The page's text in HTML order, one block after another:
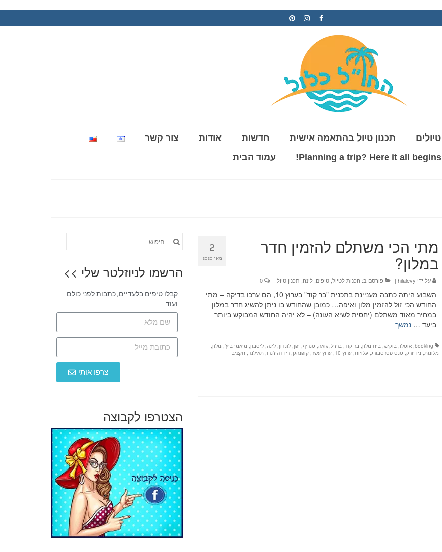
טיולים תכנון טיול בהתאמה אישית חדשות אודות
צור קשר
Planning a trip? Here it all begins!
עמוד הבית
2
מאי 2020
מתי הכי משתלם להזמין חדר
במלון?
על ידי hilalevy
| פורסם ב: הכנות לטיול, טיפים לינה תכנון טיול |
0
השבוע היתה כתבה מעניינת בתכנית "בר קוד" בערוץ 10, הם ערכו בדיקה – מתי
החודש הכי זול להזמין מלון ואיפה… כמובן שהחודש בו ניתן להשיג חדר במלון
במחיר מאוד משתלם (יחסית לשיא העונה) – לא יהיה החודש המבוקש ביותר
ביעד … נמשך
booking
, אוסלו, בוקינג, בית מלון, בר קוד, ברזיל, גואה, טנריף, יפן, לונדון, לינה, ליסבון, מיאמי ביץ', מלון,
מלונות, ניו יורק, סנט פטרסבורג, עלויות, ערוץ 10 , ערוץ עשר, קופנהגן, ריו דה ז'נרו, תאילנד, תקציב
הרשמו לניוזלטר שלי >>
קבלו טיפים בלעדיים, כתבות לפני כולם
ועוד.
צרפו אותי
הצטרפו לקבוצה